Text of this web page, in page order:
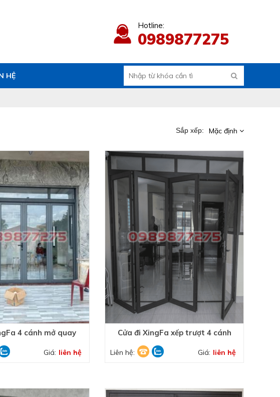
Hotline:
0989877275
HỆ
Sắp xếp: Mặc định
4 cánh mở quay
Giá: liên hệ
Cửa đi XingFa xếp trượt 4 cánh
Liên hệ: Giá: liên hệ